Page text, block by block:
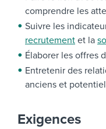
comprendre les
Suivre les
recrutement et la
Élaborer les offres
Entretenir des
anciens et
Exigences